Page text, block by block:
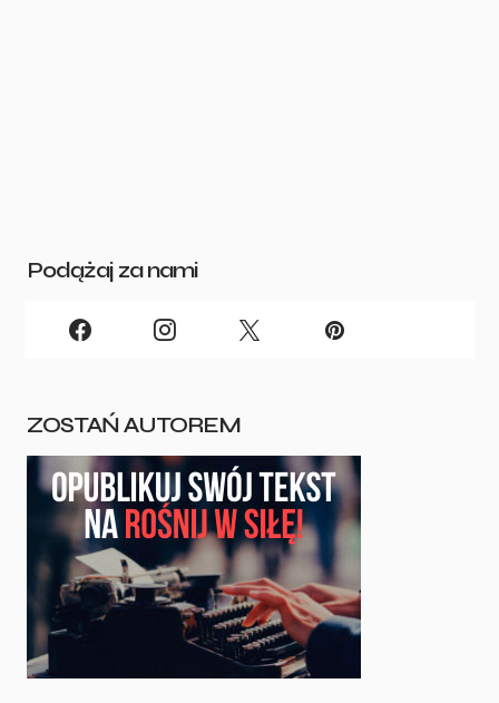
Podążaj za nami
ZOSTAŃ AUTOREM